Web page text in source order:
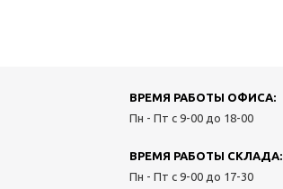
ВРЕМЯ РАБОТЫ ОФИСА:
Пн - Пт с 9-00 до 18-00
ВРЕМЯ РАБОТЫ СКЛАДА:
Пн - Пт с 9-00 до 17-30